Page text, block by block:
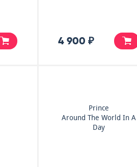
4 900 ₽
Prince
Around The World In A
Day